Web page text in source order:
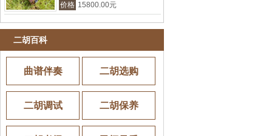
价格 15800.00元
二胡百科
曲谱伴奏 二胡选购
二胡调试 二胡保养